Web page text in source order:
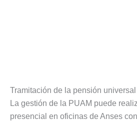
Tramitación de la pensión
La gestión de la PUAM puede
presencial en oficinas de Anses